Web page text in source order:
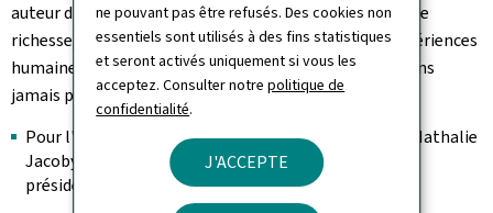
ne pouvant pas être refusés. Des cookies non
essentiels sont utilisés à des fins statistiques
et seront activés uniquement si vous les
acceptez. Consulter notrepolitique de
confidentialité.
J'ACCEPTE
auteur d'une extraordinaire polyvalence et d'une grande
richesse, qui sait rendre compte de la diversité des expériences
humaines dans une remarquable variété stylistique, sans
jamais perdre de vue le plaisir de ses lecteurs."
Pour l'édition 2026 du Prix, le jury était composé de Nathalie
Jacoby, directrice du Centre national de littérature,
présidente du jury